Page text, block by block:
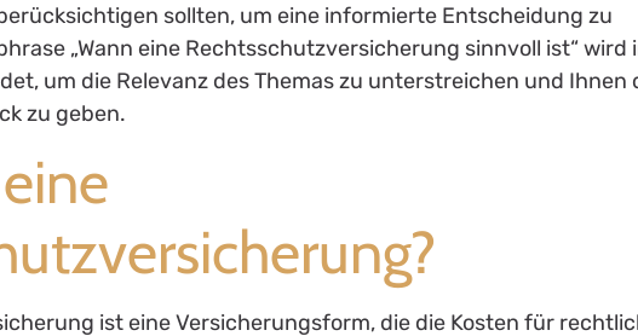
sollten, um eine informierte Entscheidung zu
„Wann eine Rechtsschutzversicherung sinnvoll ist“ wird
um die Relevanz des Themas zu unterstreichen und Ihnen
zu geben.
ist eine Versicherungsform, die die Kosten für